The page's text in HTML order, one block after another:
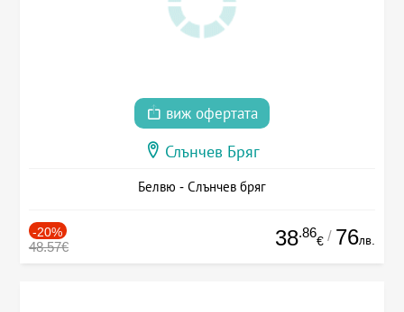
виж офертата
Слънчев Бряг
Белвю - Слънчев бряг
-20%
48.57€ 38.86
€ / 76лв.